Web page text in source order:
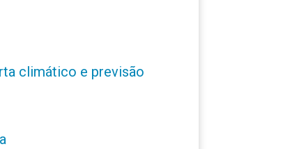
climático e previsão